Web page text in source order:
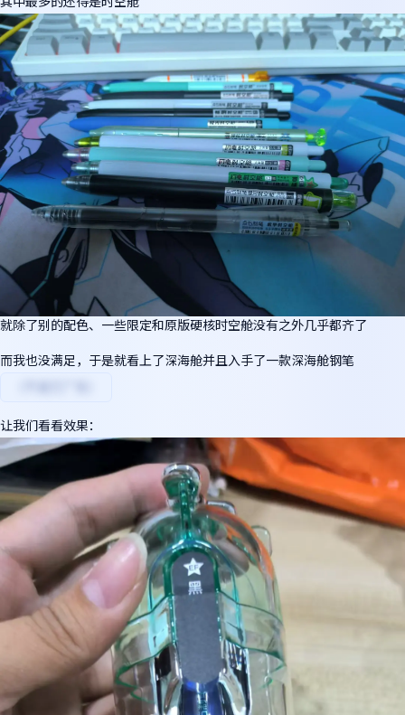
就除了别的配色、一些限定和原版硬核时空舱没有之外几乎都齐了
而我也没满足，于是就看上了深海舱并且入手了一款深海舱钢笔
让我们看看效果：